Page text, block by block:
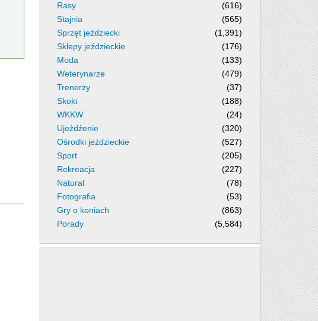
Rasy
(616)
Stajnia
(565)
Sprzęt jeździecki
(1,391)
Sklepy jeździeckie
(176)
Moda
(133)
Weterynarze
(479)
Trenerzy
(37)
Skoki
(188)
WKKW
(24)
Ujeżdżenie
(320)
Ośrodki jeździeckie
(527)
Sport
(205)
Rekreacja
(227)
Natural
(78)
Fotografia
(53)
Gry o koniach
(863)
Porady
(5,584)